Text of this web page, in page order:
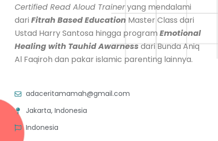
Certified Read Aloud Traineryang mendalami
dari Fitrah Based Education Master Class dari
Ustad Harry Santosa hingga program Emotional
Healing with Tauhid Awarness dari Bunda Aniq
Al Faqiroh dan pakar islamic parenting lainnya.
adaceritamamah@gmail.com
Jakarta, Indonesia
Indonesia